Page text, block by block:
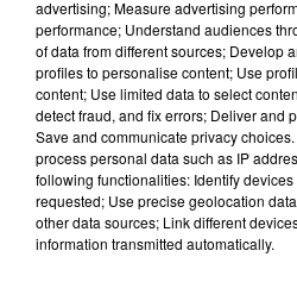
des groupes
compagnie, qui a
album en mai
invitera pour
guitariste Valéry
une deuxième
en quintet.
En première partie
advertising; Measure advertising
performance; Understand audiences
of data from different sources; Develop
profiles to personalise content; Use
content; Use limited data to select
detect fraud, and fix errors; Deliver and
Save and communicate privacy
process personal data such as IP
following functionalities: Identify
requested; Use precise geolocation
other data sources; Link different
information transmitted automatically.